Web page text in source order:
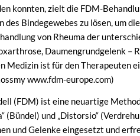
konnten, zielt die FDM-
des Bindegewebes zu lösen, um
von Rheuma der
Daumengrundgelenk
Medizin ist für den Therapeuten
www.fdm-europe.com)
(FDM) ist eine neuartige
(Bündel) und „Distorsio“
und Gelenke eingesetzt und